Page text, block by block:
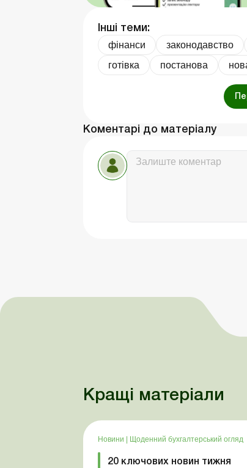
Інші теми:
фінанси законодавство
готівка
постанова
Коментарі до матеріалу
Кращі матеріали
Новини Щоденний бухгалтерський огляд
20 ключових новин тижня